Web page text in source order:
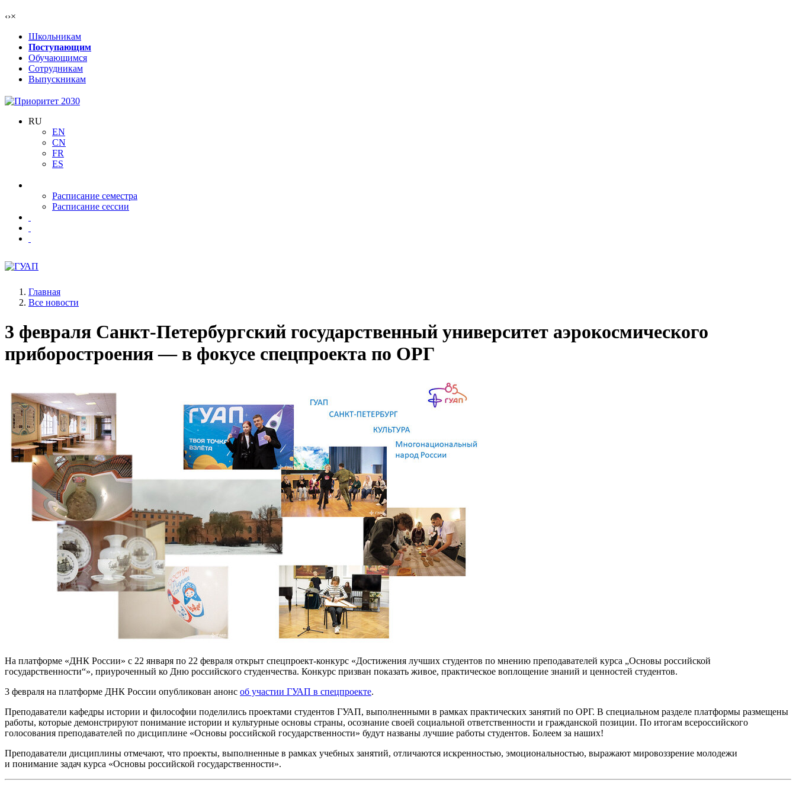
‹›×
Школьникам
Поступающим
Обучающимся
Сотрудникам
Выпускникам
RU
EN
CN
FR
ES
Расписание семестра
Расписание сессии
Главная
Все новости
3 февраля Санкт-Петербургский государственный университет аэрокосмического
приборостроения — в фокусе спецпроекта по ОРГ
На платформе «ДНК России» с 22 января по 22 февраля открыт спецпроект-конкурс «Достижения лучших студентов по мнению преподавателей курса „Основы российской
государственности“», приуроченный ко Дню российского студенчества. Конкурс призван показать живое, практическое воплощение знаний и ценностей студентов.
3 февраля на платформе ДНК России опубликован анонс об участии ГУАП в спецпроекте.
Преподаватели кафедры истории и философии поделились проектами студентов ГУАП, выполненными в рамках практических занятий по ОРГ. В специальном разделе платформы размещены
работы, которые демонстрируют понимание истории и культурные основы страны, осознание своей социальной ответственности и гражданской позиции. По итогам всероссийского
голосования преподавателей по дисциплине «Основы российской государственности» будут названы лучшие работы студентов. Болеем за наших!
Преподаватели дисциплины отмечают, что проекты, выполненные в рамках учебных занятий, отличаются искренностью, эмоциональностью, выражают мировоззрение молодежи
и понимание задач курса «Основы российской государственности».